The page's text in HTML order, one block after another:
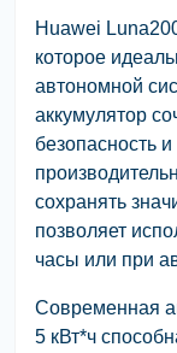
Huawei
которое
автономной
аккумулятор
безопасность
сохранять
позволяет
часы или при
Современная
5 кВт*ч